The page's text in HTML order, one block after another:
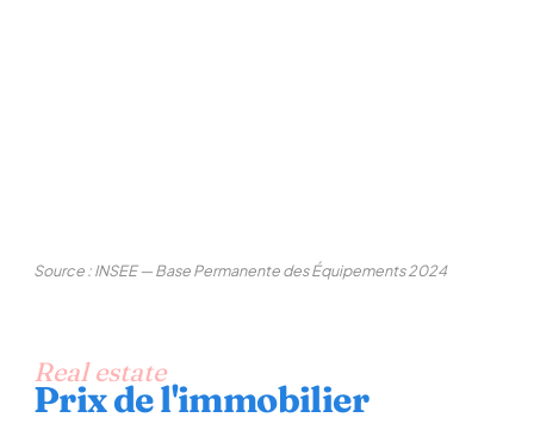
Source : INSEE — Base Permanente des Équipements 2024
Real estate
Prix de l'immobilier